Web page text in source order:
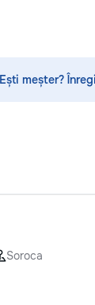
Ești meșter?
Soroca